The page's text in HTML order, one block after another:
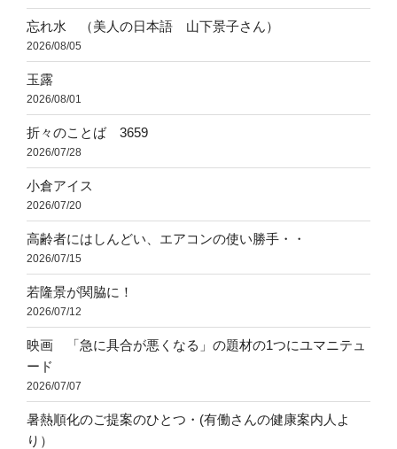
忘れ水 （美人の日本語 山下景子さん）
2026/08/05
玉露
2026/08/01
折々のことば 3659
2026/07/28
小倉アイス
2026/07/20
高齢者にはしんどい、エアコンの使い勝手・・
2026/07/15
若隆景が関脇に！
2026/07/12
映画 「急に具合が悪くなる」の題材の1つにユマニテュ
ード
2026/07/07
暑熱順化のご提案のひとつ・(有働さんの健康案内人よ
り）